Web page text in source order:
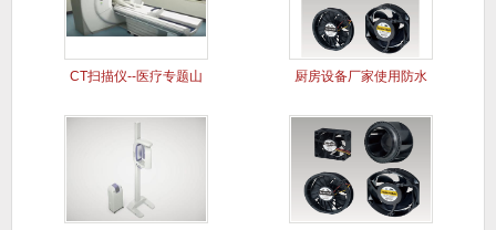
CT扫描仪--医疗专题山 厨房设备厂家使用防水